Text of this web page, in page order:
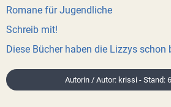
Romane für Jugendliche
Schreib mit!
Diese Bücher haben die Lizzys schon
Autorin / Autor: krissi - Stand: